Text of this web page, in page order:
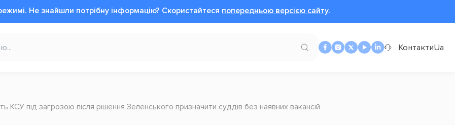
Не знайшли потрібну інформацію? Cкористайтеся попередньою версією сайту.
КонтактиUa
КСУ під загрозою після рішення Зеленського призначити суддів без наявних вакансій